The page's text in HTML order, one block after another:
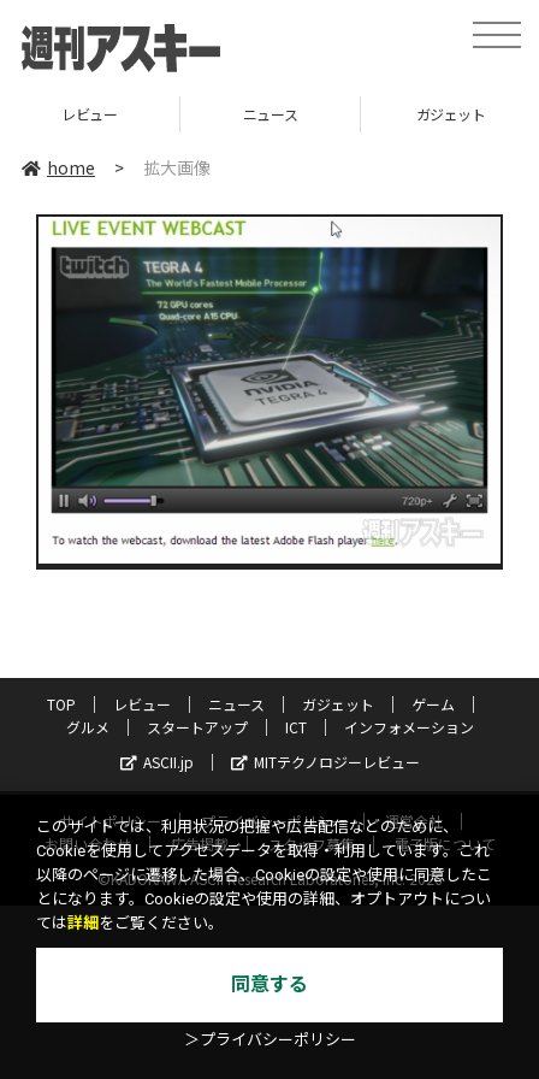
toggle
レビュー ニュース ガジェット
home > 拡大画像
TOP レビュー ニュース ガジェット
ゲーム
グルメ
スタートアップ ICT
インフォメーション
ASCII.jp
MITテクノロジーレビュー
サイトポリシー プライバシーポリシー
運営会社
お問い合わせ
広告掲載 スタッフ募集
電子版について
©KADOKAWA ASCII Research Laboratories, Inc. 2026
このサイトでは、利用状況の把握や広告配信などのために、
Cookieを使用してアクセスデータを取得・利用しています。これ
以降のページに遷移した場合、Cookieの設定や使用に同意したこ
とになります。Cookieの設定や使用の詳細、オプトアウトについ
ては詳細 をご覧ください。
同意する
＞プライバシーポリシー